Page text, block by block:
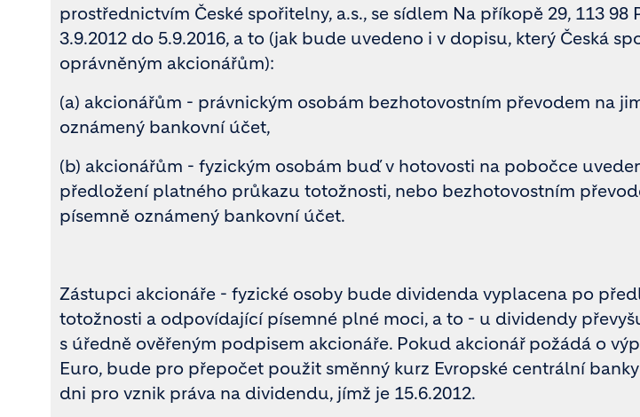
prostřednictvím České spořitelny, a.s., se sídlem Na příkopě 29, 113 98
3.9.2012 do 5.9.2016, a to (jak bude uvedeno i v dopisu, který Česká
oprávněným akcionářům):
(a) akcionářům - právnickým osobám bezhotovostním převodem na
oznámený bankovní účet,
(b) akcionářům - fyzickým osobám buď v hotovosti na pobočce
předložení platného průkazu totožnosti, nebo bezhotovostním
písemně oznámený bankovní účet.
Zástupci akcionáře - fyzické osoby bude dividenda vyplacena po
totožnosti a odpovídající písemné plné moci, a to - u dividendy
s úředně ověřeným podpisem akcionáře. Pokud akcionář požádá o
Euro, bude pro přepočet použit směnný kurz Evropské centrální
dni pro vznik práva na dividendu, jímž je 15.6.2012.